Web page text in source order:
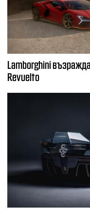
Lamborghini
Revuelto